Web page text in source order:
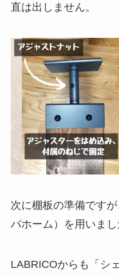
直は出しません。
次に棚板の準備です
バホーム）を用いまし
LABRICOからも「シ